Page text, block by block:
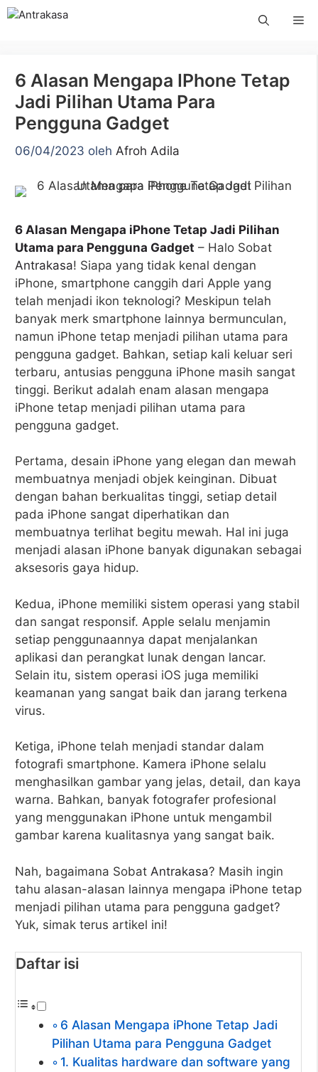
Langsung
6 Alasan Mengapa IPhone Tetap
Jadi Pilihan Utama Para
Pengguna Gadget
06/04/2023 oleh Afroh Adila
6 Alasan Mengapa iPhone Tetap Jadi Pilihan
Utama para Pengguna Gadget – Halo Sobat
Antrakasa! Siapa yang tidak kenal dengan
iPhone, smartphone canggih dari Apple yang
telah menjadi ikon teknologi? Meskipun telah
banyak merk smartphone lainnya bermunculan,
namun iPhone tetap menjadi pilihan utama para
pengguna gadget. Bahkan, setiap kali keluar seri
terbaru, antusias pengguna iPhone masih sangat
tinggi. Berikut adalah enam alasan mengapa
iPhone tetap menjadi pilihan utama para
pengguna gadget.
Pertama, desain iPhone yang elegan dan mewah
membuatnya menjadi objek keinginan. Dibuat
dengan bahan berkualitas tinggi, setiap detail
pada iPhone sangat diperhatikan dan
membuatnya terlihat begitu mewah. Hal ini juga
menjadi alasan iPhone banyak digunakan sebagai
aksesoris gaya hidup.
Kedua, iPhone memiliki sistem operasi yang stabil
dan sangat responsif. Apple selalu menjamin
setiap penggunaannya dapat menjalankan
aplikasi dan perangkat lunak dengan lancar.
Selain itu, sistem operasi iOS juga memiliki
keamanan yang sangat baik dan jarang terkena
virus.
Ketiga, iPhone telah menjadi standar dalam
fotografi smartphone. Kamera iPhone selalu
menghasilkan gambar yang jelas, detail, dan kaya
warna. Bahkan, banyak fotografer profesional
yang menggunakan iPhone untuk mengambil
gambar karena kualitasnya yang sangat baik.
Nah, bagaimana Sobat Antrakasa? Masih ingin
tahu alasan-alasan lainnya mengapa iPhone tetap
menjadi pilihan utama para pengguna gadget?
Yuk, simak terus artikel ini!
Daftar isi
6 Alasan Mengapa iPhone Tetap Jadi
Pilihan Utama para Pengguna Gadget
1. Kualitas hardware dan software yang